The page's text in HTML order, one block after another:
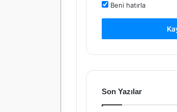
Beni hatırla
Son Yazılar